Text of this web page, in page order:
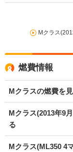
Mクラス
燃費情報
Mクラスの燃費を
Mクラス(2013年9
る
Mクラス(ML350 4